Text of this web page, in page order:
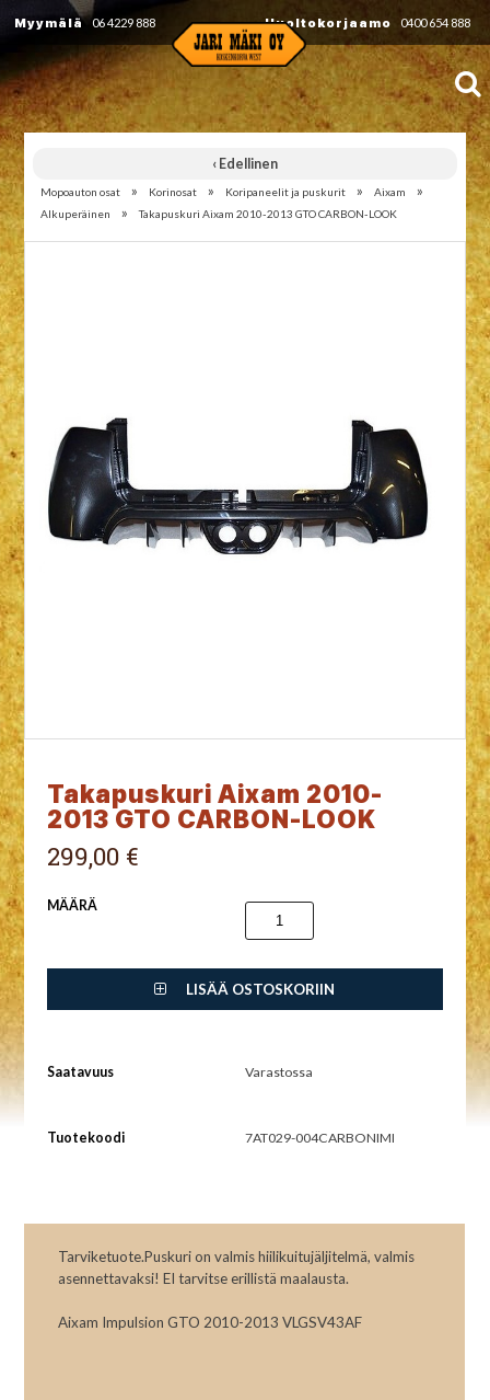
Myymälä 06 4229 888 Huoltokorjaamo 0400 654 888
‹ Edellinen
Mopoauton osat » Korinosat » Koripaneelit ja puskurit » Aixam »
Alkuperäinen » Takapuskuri Aixam 2010-2013 GTO CARBON-LOOK
Takapuskuri Aixam 2010-
2013 GTO CARBON-LOOK
299,00 €
MÄÄRÄ
LISÄÄ OSTOSKORIIN
Saatavuus Varastossa
Tuotekoodi 7AT029-004CARBONIMI
Tarviketuote.Puskuri on valmis hiilikuitujäljitelmä, valmis
asennettavaksi! EI tarvitse erillistä maalausta.
Aixam Impulsion GTO 2010-2013 VLGSV43AF